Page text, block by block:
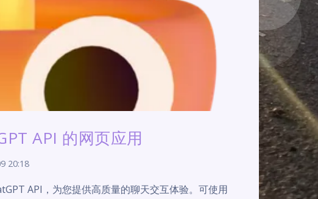
Sans Serif
API 的网页应用
20:18
API，为您提供高质量的聊天交互体验。可使用